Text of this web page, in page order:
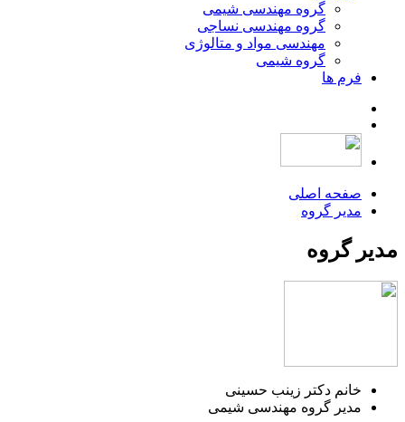
گروه مهندسی شیمی
گروه مهندسی نساجی
مهندسی مواد و متالوژی
گروه شیمی
فرم ها
صفحه اصلی
مدیر گروه
مدیر گروه
خانم دکتر زینب حسینی
مدیر گروه مهندسی شیمی